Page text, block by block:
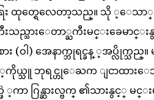
ြး ထုတ္ရေလေတာ့သည္။ သို ့ေသာ္
ႀကီးသည္သားေတာ္ႀကီးမင္းခေ
း (ဝါ) အေနာက္ဘုရင္ခန္ ့အပ္လိုက္သ
ယ္သူ ဘုရင္ဟုေႀက ျငာထားေသာ
ကာ ဂြန္ဆားလ္ဗက္ ၏သားနွင့္ မ